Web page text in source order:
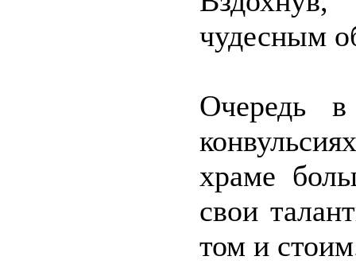
чудесным
Очередь
храме
свои
том и